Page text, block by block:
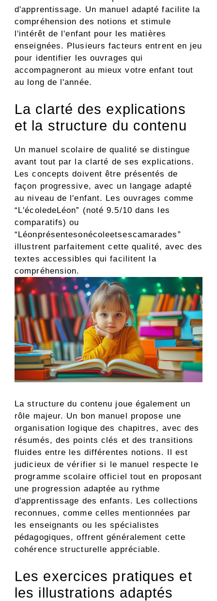
d'apprentissage. Un manuel adapté facilite la
compréhension des notions et stimule
l'intérêt de l'enfant pour les matières
enseignées. Plusieurs facteurs entrent en jeu
pour identifier les ouvrages qui
accompagneront au mieux votre enfant tout
au long de l'année.
La clarté des explications
et la structure du contenu
Un manuel scolaire de qualité se distingue
avant tout par la clarté de ses explications.
Les concepts doivent être présentés de
façon progressive, avec un langage adapté
au niveau de l'enfant. Les ouvrages comme
“L'écoledeLéon” (noté 9.5/10 dans les
comparatifs) ou
“Léonprésentesonécoleetsescamarades”
illustrent parfaitement cette qualité, avec des
textes accessibles qui facilitent la
compréhension.
La structure du contenu joue également un
rôle majeur. Un bon manuel propose une
organisation logique des chapitres, avec des
résumés, des points clés et des transitions
fluides entre les différentes notions. Il est
judicieux de vérifier si le manuel respecte le
programme scolaire officiel tout en proposant
une progression adaptée au rythme
d'apprentissage des enfants. Les collections
reconnues, comme celles mentionnées par
les enseignants ou les spécialistes
pédagogiques, offrent généralement cette
cohérence structurelle appréciable.
Les exercices pratiques et
les illustrations adaptés